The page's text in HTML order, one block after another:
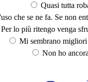
Quasi tutta
che se ne fa. Se non
Per lo più ritengo venga
Mi sembrano
Non ho